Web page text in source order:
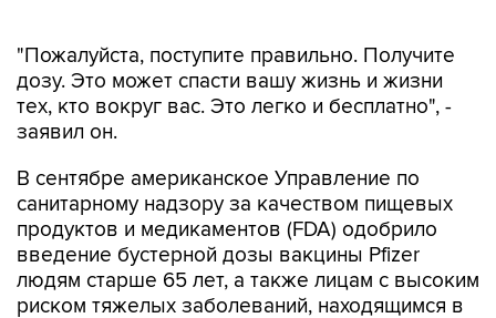
тех, кто вокруг вас. Это легко и бесплатно", -
заявил он.
В сентябре американское Управление по
продуктов и медикаментов (FDA) одобрило
введение бустерной дозы вакцины Pfizer
людям старше 65 лет, а также лицам с высоким
риском тяжелых заболеваний, находящимся в
условиях повышенного воздействия вируса.